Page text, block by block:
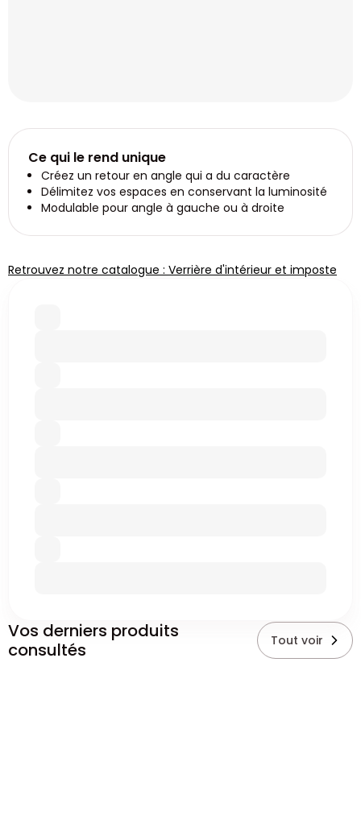
Ce qui le rend unique
Créez un retour en angle qui a du caractère
Délimitez vos espaces en conservant la luminosité
Modulable pour angle à gauche ou à droite
Retrouvez notre catalogue : Verrière d'intérieur et imposte
Vos derniers produits
consultés
Tout voir